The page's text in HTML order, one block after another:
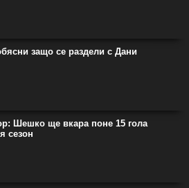
защо се раздели с Дани
Шешко ще вкара поне 15 гола
сезон